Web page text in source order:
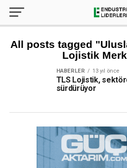
All posts tagged
Lojistik
HABERLER 13 yıl önce
TLS Lojistik,
sürdürüyor